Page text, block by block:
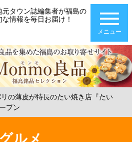
元タウン誌編集者が福島の
な情報を毎日お届け！
メニュー
の薄皮が特長のたい焼き店『たい
プン
グルメ